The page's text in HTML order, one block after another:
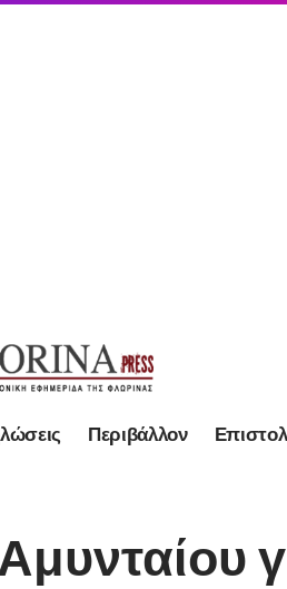
Περιβάλλον